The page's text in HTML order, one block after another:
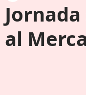
competències profession
al